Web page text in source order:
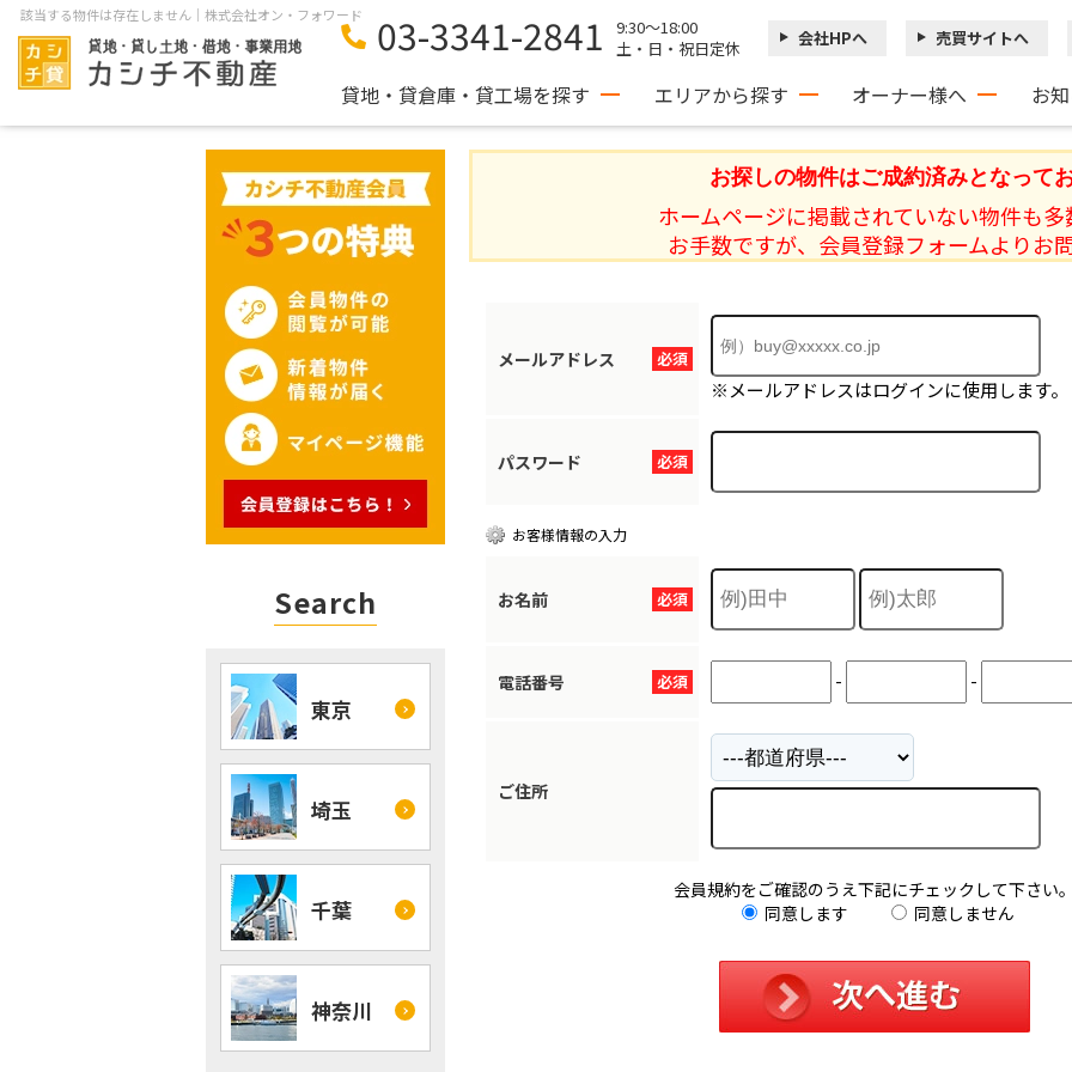
該当する物件は存在しません｜株式会社オン・フォワード 03-3341-2841
9:30～18:00
土・日・祝日定休
会社HPへ 売買サイトへ
貸地・貸倉庫・貸工場を探す エリアから探す オーナー様へ お
お探しの物件はご成約済みとなってお
ホームページに掲載されていない物件も多
お手数ですが、会員登録フォームよりお
必須
メールアドレス
※メールアドレスはログインに使用します。
必須
パスワード
お客様情報の入力
必須
お名前
必須
電話番号 - -
ご住所
会員規約をご確認のうえ下記にチェックして下さい。
同意します
同意しません
Search
東京
埼玉
千葉
神奈川